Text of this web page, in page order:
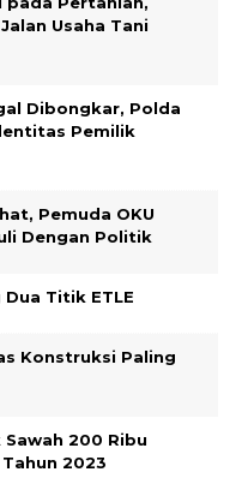
Usaha Tani
Dibongkar, Polda
Pemilik
Pemuda OKU
Dengan Politik
Titik ETLE
Konstruksi Paling
200 Ribu
2023